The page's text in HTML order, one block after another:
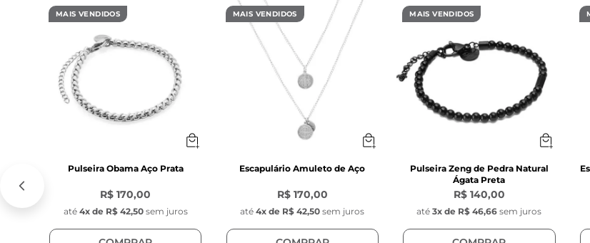
- Cor: Dourada
- Material: Aço inoxidável banhado a ouro
- Modelo da corrente: Grumet
- Fecho lagosta de aço inoxidável na cor dourada com 1
Características do Pingente Key Design:
- Tag com gravação da chave da Key Design
- Diâmetro: 1 cm
- Espessura: 1 mm (0,1cm)
- Cor: Dourada
- Material: Aço inoxidável banhado a ouro
- Posição do pingente: Fixo na corrente (com fecho lagosta)
MAIS VENDIDOS
Pulseira Obama Aço Prata
R$ 170,00
até 4x de R$ 42,50 sem juros
MAIS VENDIDOS
Escapulário Amuleto de Aço
R$ 170,00
até 4x de R$ 42,50 sem juros
MAIS VENDIDOS
Pulseira Zeng de Pedra Natural
Ágata Preta
R$ 140,00
até 3x de R$ 46,66 sem juros